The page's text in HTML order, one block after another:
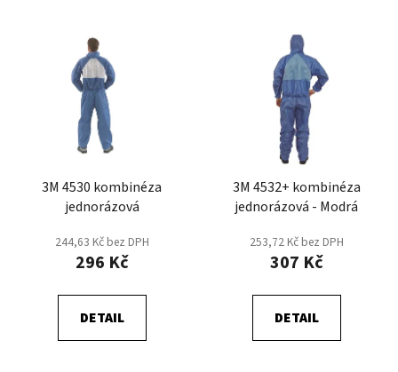
3M 4530 kombinéza
jednorázová
244,63 Kč bez DPH
296 Kč
DETAIL
3M 4532+ kombinéza
jednorázová - Modrá
253,72 Kč bez DPH
307 Kč
DETAIL